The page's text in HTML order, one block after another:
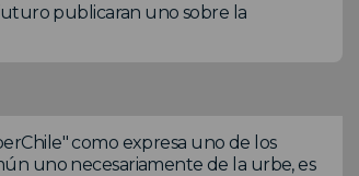
publicaran uno sobre la
como expresa uno de los
uno necesariamente de la urbe, es